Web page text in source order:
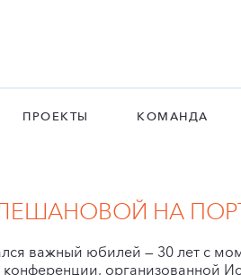
ПРОЕКТЫ КОМАНДА
НА
важный юбилей — 30 лет с
организованной